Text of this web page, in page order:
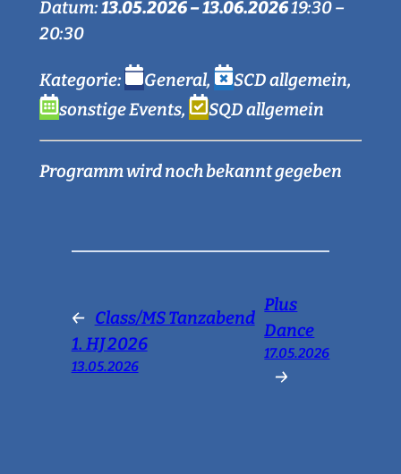
Datum:13.05.2026–13.06.202619:30–
20:30
Kategorie: General, SCD allgemein,
sonstige Events, SQD allgemein
Programm wird noch bekannt gegeben
← Class/MS Tanzabend
1. HJ 2026
13.05.2026
Plus
Dance
17.05.2026
→